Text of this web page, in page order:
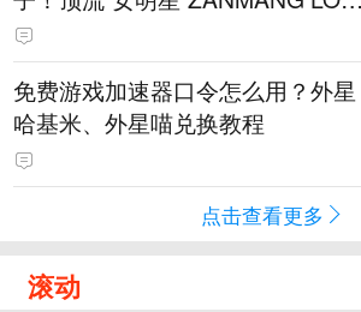
PY 正版3D消除手游《消消奇遇》
惊喜曝光
免费游戏加速器口令怎么用？外星
哈基米、外星喵兑换教程
点击查看更多
滚动